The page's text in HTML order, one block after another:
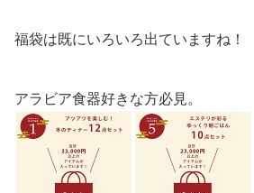
福袋は既にいろいろ出ていますね！
アラビア食器好きな方必見。